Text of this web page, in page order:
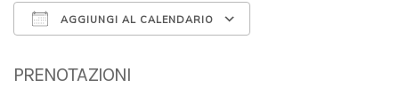
AGGIUNGI AL CALENDARIO
PRENOTAZIONI